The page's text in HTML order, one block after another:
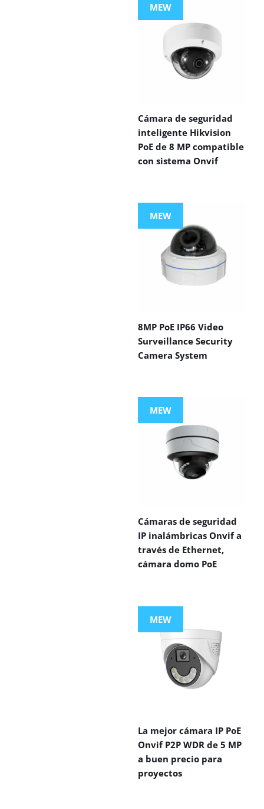
MEW
Cámara de seguridad
inteligente Hikvision
PoE de 8 MP compatible
con sistema Onvif
MEW
8MP PoE IP66 Video
Surveillance Security
Camera System
MEW
Cámaras de seguridad
IP inalámbricas Onvif a
través de Ethernet,
cámara domo PoE
MEW
La mejor cámara IP PoE
Onvif P2P WDR de 5 MP
a buen precio para
proyectos